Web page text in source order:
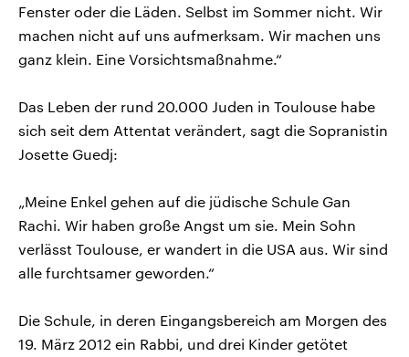
Fenster oder die Läden. Selbst im Sommer nicht. Wir
machen nicht auf uns aufmerksam. Wir machen uns
ganz klein. Eine Vorsichtsmaßnahme.“
Das Leben der rund 20.000 Juden in Toulouse habe
sich seit dem Attentat verändert, sagt die Sopranistin
Josette Guedj:
„Meine Enkel gehen auf die jüdische Schule Gan
Rachi. Wir haben große Angst um sie. Mein Sohn
verlässt Toulouse, er wandert in die USA aus. Wir sind
alle furchtsamer geworden.“
Die Schule, in deren Eingangsbereich am Morgen des
19. März 2012 ein Rabbi, und drei Kinder getötet